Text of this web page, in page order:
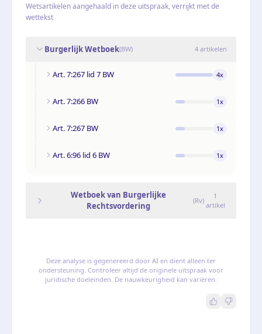
Wetsartikelen aangehaald in deze uitspraak, verrijkt met de
wettekst
Burgerlijk Wetboek(BW) 4 artikelen
Art. 7:267 lid 7 BW 4x
Art. 7:266 BW 1x
Art. 7:267 BW 1x
Art. 6:96 lid 6 BW 1x
Wetboek van Burgerlijke
Rechtsvordering
(Rv)
1
artikel
Deze analyse is gegenereerd door AI en dient alleen ter
ondersteuning. Controleer altijd de originele uitspraak voor
juridische doeleinden. De nauwkeurigheid kan variëren.